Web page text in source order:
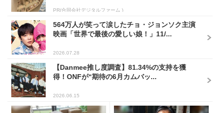
PR(合同会社デジタルファーム )
564万人が笑って涙したチョ・ジョンソク主演
映画「世界で最後の愛しい娘！」11/...
2026.07.28
【Danmee推し度調査】81.34%の支持を獲
得！ONFが“期待の6月カムバッ...
2026.06.15